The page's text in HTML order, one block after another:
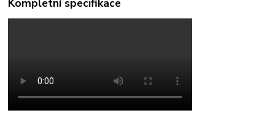
Kompletní specifikace